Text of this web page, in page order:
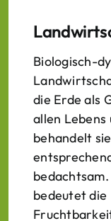
Biologisch-
die Erde als
allen Lebens
behandelt sie
bedachtsam.
bedeutet die